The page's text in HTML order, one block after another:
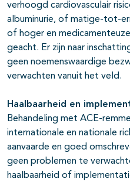
verhoogd cardiovasculair
albuminurie, of matige-tot-
of hoger en
geacht. Er zijn naar
geen noemenswaardige
verwachten vanuit het veld.
Haalbaarheid en
Behandeling met ACE-
internationale en nationale
aanvaarde en goed
geen problemen te
haalbaarheid of